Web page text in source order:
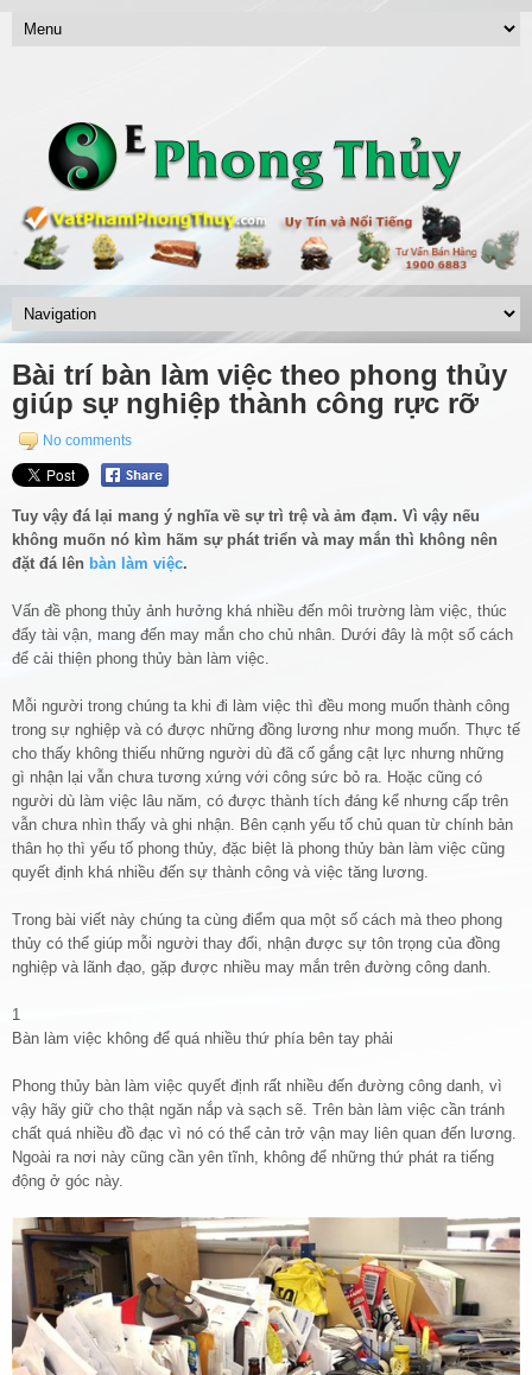
Bài trí bàn làm việc theo phong thủy
giúp sự nghiệp thành công rực rỡ
No comments
Tuy vậy đá lại mang ý nghĩa về sự trì trệ và ảm đạm. Vì vậy nếu
không muốn nó kìm hãm sự phát triển và may mắn thì không nên
đặt đá lên bàn làm việc.
Vấn đề phong thủy ảnh hưởng khá nhiều đến môi trường làm việc, thúc
đẩy tài vận, mang đến may mắn cho chủ nhân. Dưới đây là một số cách
để cải thiện phong thủy bàn làm việc.
Mỗi người trong chúng ta khi đi làm việc thì đều mong muốn thành công
trong sự nghiệp và có được những đồng lương như mong muốn. Thực tế
cho thấy không thiếu những người dù đã cố gắng cật lực nhưng những
gì nhận lại vẫn chưa tương xứng với công sức bỏ ra. Hoặc cũng có
người dù làm việc lâu năm, có được thành tích đáng kể nhưng cấp trên
vẫn chưa nhìn thấy và ghi nhận. Bên cạnh yếu tố chủ quan từ chính bản
thân họ thì yếu tố phong thủy, đặc biệt là phong thủy bàn làm việc cũng
quyết định khá nhiều đến sự thành công và việc tăng lương.
Trong bài viết này chúng ta cùng điểm qua một số cách mà theo phong
thủy có thể giúp mỗi người thay đổi, nhận được sự tôn trọng của đồng
nghiệp và lãnh đạo, gặp được nhiều may mắn trên đường công danh.
1
Bàn làm việc không để quá nhiều thứ phía bên tay phải
Phong thủy bàn làm việc quyết định rất nhiều đến đường công danh, vì
vậy hãy giữ cho thật ngăn nắp và sạch sẽ. Trên bàn làm việc cần tránh
chất quá nhiều đồ đạc vì nó có thể cản trở vận may liên quan đến lương.
Ngoài ra nơi này cũng cần yên tĩnh, không để những thứ phát ra tiếng
động ở góc này.